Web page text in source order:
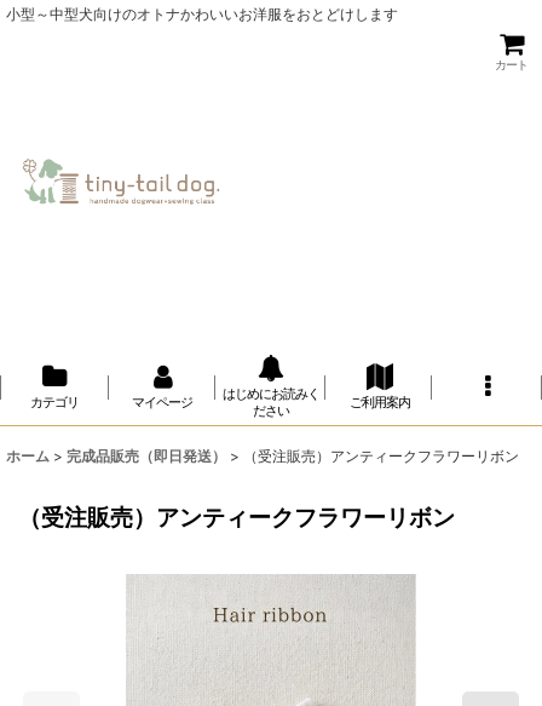
小型～中型犬向けのオトナかわいいお洋服をおとどけします
カート
カテゴリ マイページ
はじめにお読みく
ださい
ご利用案内
ホーム > 完成品販売（即日発送） > （受注販売）アンティークフラワーリボン
（受注販売）アンティークフラワーリボン